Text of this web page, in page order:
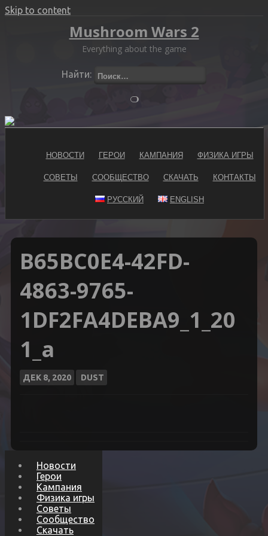
Skip to content
Mushroom Wars 2
Everything about the game
Найти:
НОВОСТИ ГЕРОИ КАМПАНИЯ ФИЗИКА ИГРЫ
СОВЕТЫ СООБЩЕСТВО СКАЧАТЬ КОНТАКТЫ
РУССКИЙ ENGLISH
B65BC0E4-42FD-
4863-9765-
1DF2FA4DEBA9_1_20
1_a
ДЕК 8, 2020 DUST
Новости
Герои
Кампания
Физика игры
Советы
Сообщество
Скачать